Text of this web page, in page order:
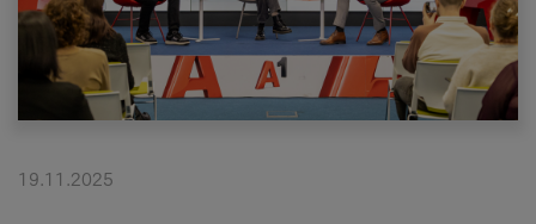
Поддршка
Надополни кредит
19.11.2025